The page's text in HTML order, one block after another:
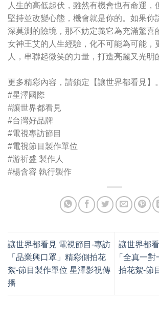
人生的高低起伏，雖然有機會也有命運，
堅持並改變心態，機會就是你的。如果你
深莫測的險境，那不妨定義它為充滿驚喜
女神王艾的人生經驗，化不可能為可能，
人，串聯起微笑的力量，打造亮麗又光明
更多精彩內容，請鎖定【讓世界都看見】。
#星澤國際
#讓世界都看見
#台灣好品牌
#電視專訪節目
#電視節目製作單位
#游祈盛 製作人
#楊含容 執行製作
讓世界都看見 電視節目-專訪
「品業興口罩」精彩側拍花
絮-節目製作單位 星澤影視傳
播
讓世界都
「全真一
拍花絮-節